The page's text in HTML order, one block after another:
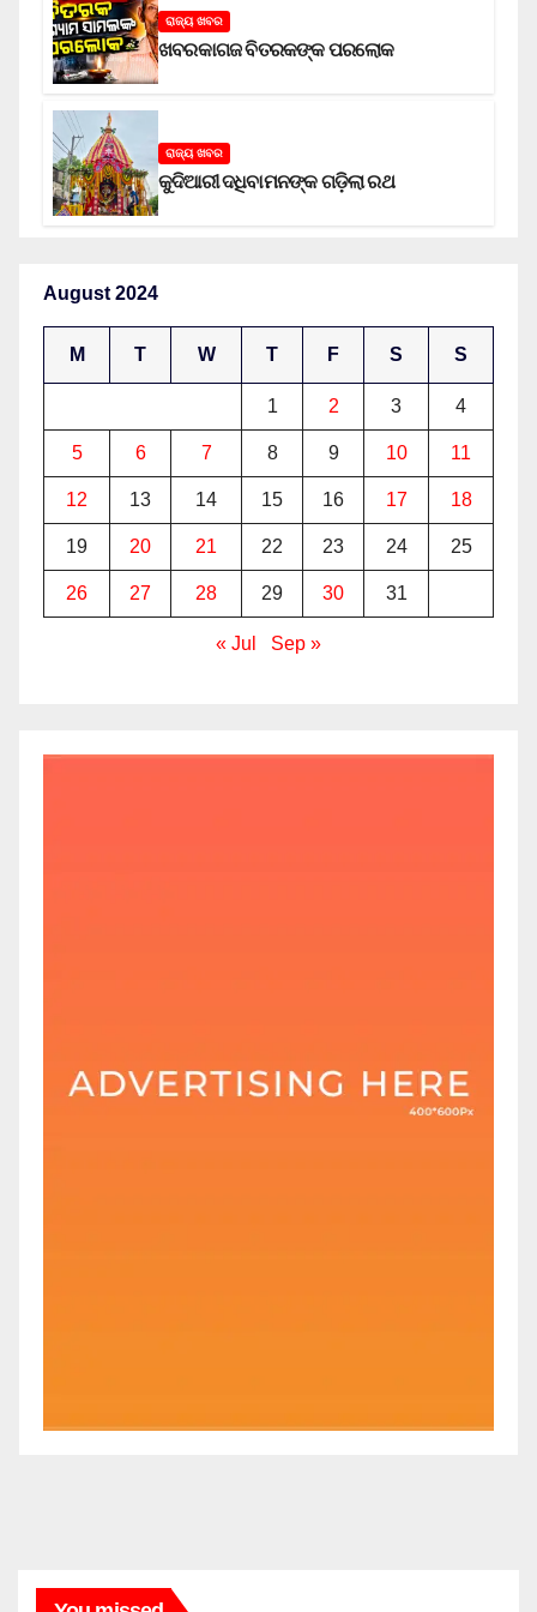
ରାଜ୍ୟ ଖବର
ଖବରକାଗଜ ବିତରକଙ୍କ ପରଲୋକ
ରାଜ୍ୟ ଖବର
କୁଦିଆରୀ ଦଧିବାମନଙ୍କ ଗଡ଼ିଲା ରଥ
August 2024
M T W T F S S
1 2 3 4
5 6 7 8 9 10 11
12 13 14 15 16 17 18
19 20 21 22 23 24 25
26 27 28 29 30 31
« Jul Sep »